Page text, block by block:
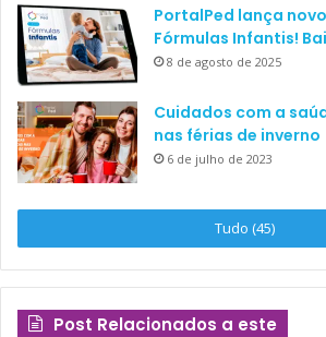
PortalPed lança
Fórmulas Infantis!
8 de agosto de 2025
Cuidados com a
nas férias de inverno
6 de julho de 2023
Tudo (45)
Post Relacionados a este